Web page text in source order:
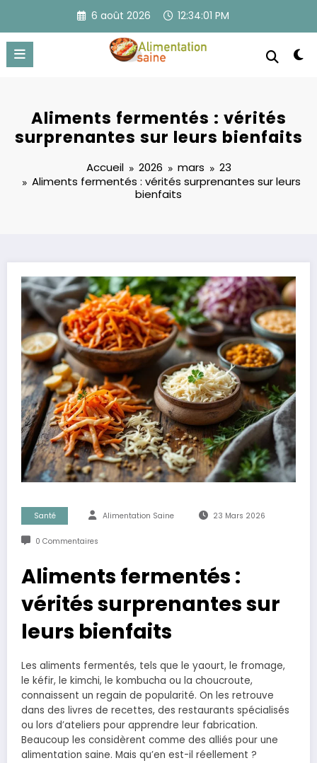
contenu
6 août 2026 12:34:02 PM
Aliments fermentés : vérités
surprenantes sur leurs bienfaits
Accueil 2026 mars
23
Aliments fermentés : vérités surprenantes sur leurs
bienfaits
Santé Alimentation Saine 23 Mars 2026
0 Commentaires
Aliments fermentés :
vérités surprenantes sur
leurs bienfaits
Les aliments fermentés, tels que le yaourt, le fromage,
le kéfir, le kimchi, le kombucha ou la choucroute,
connaissent un regain de popularité. On les retrouve
dans des livres de recettes, des restaurants spécialisés
ou lors d’ateliers pour apprendre leur fabrication.
Beaucoup les considèrent comme des alliés pour une
alimentation saine. Mais qu’en est-il réellement ?